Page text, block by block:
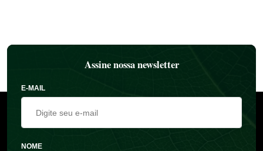
Assine nossa newsletter
E-MAIL
NOME